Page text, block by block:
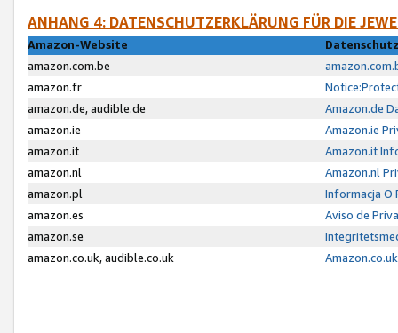
ANHANG 4: DATENSCHUTZERKLÄRUNG FÜR DIE
Amazon-Website
amazon.com.be
amazon.fr
amazon.de, audible.de
Amazon.de
amazon.ie
Amazon.ie
amazon.it
Amazon.it
amazon.nl
Amazon.nl
amazon.pl
Informacja O
amazon.es
Aviso de
amazon.se
amazon.co.uk, audible.co.uk